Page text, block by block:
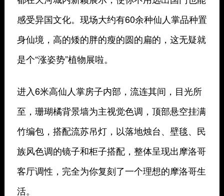
感受异国文化。现场大约有60余种仙人掌品种置
身仙境，高的矮的胖的瘦的圆的扁的，这无疑就
是个“涨姿势”植物展啦。
进入6米高仙人掌房子内部，流连其间，目光所
至，珊瑚橘背景墙为主视觉色调，顶部悬空挂满
竹编包，搭配流苏吊灯，以落地烛台、壁毯、民
族风色调的镜子和柜子搭配，整体呈现出摩洛哥
客厅调性，完全为你复刻了一个理想的摩洛哥生
活。